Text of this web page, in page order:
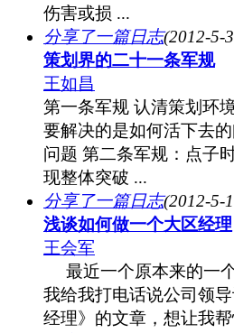
伤害或损 ...
分享了一篇日志(2012-5-
策划界的二十一条军规
王如昌
第一条军规 认清策划环
要解决的是如何活下去
问题 第二条军规：点子
现整体突破 ...
分享了一篇日志(2012-5-
浅谈如何做一个大区经理
王会军
最近一个原本来的一
我给我打电话说公司领
经理》的文章，想让我